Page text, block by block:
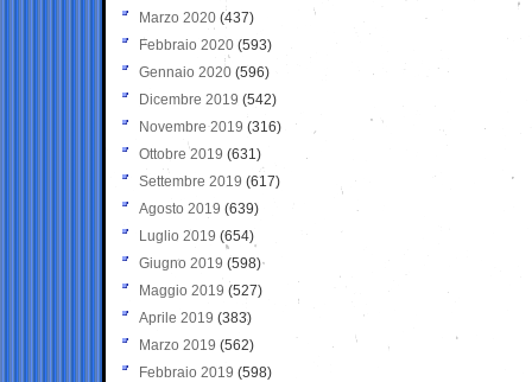
Marzo 2020 (437)
Febbraio 2020 (593)
Gennaio 2020 (596)
Dicembre 2019 (542)
Novembre 2019 (316)
Ottobre 2019 (631)
Settembre 2019 (617)
Agosto 2019 (639)
Luglio 2019 (654)
Giugno 2019 (598)
Maggio 2019 (527)
Aprile 2019 (383)
Marzo 2019 (562)
Febbraio 2019 (598)